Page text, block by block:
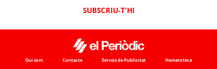
SUBSCRIU-T'HI
Qui som Contacte Serveis de Publicitat Hemeroteca